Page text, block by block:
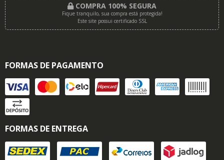
COMPRA 100% SEGURA
Fique tranquilo, sua compra está protegida!
Este site possui certificado SSL
FORMAS DE PAGAMENTO
FORMAS DE ENTREGA